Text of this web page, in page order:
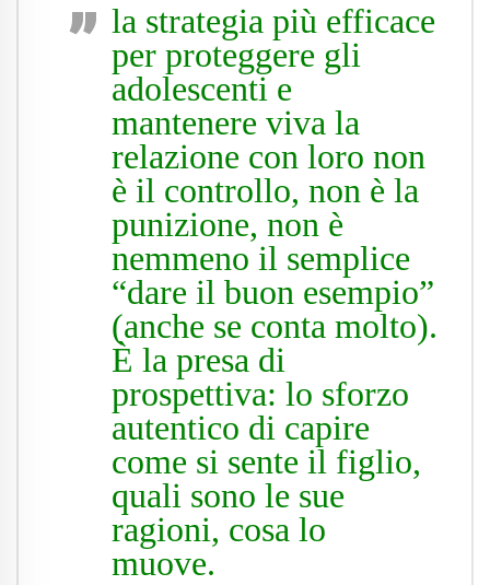
la strategia più efficace
per proteggere gli
adolescenti e
mantenere viva la
relazione con loro non
è il controllo, non è la
punizione, non è
nemmeno il semplice
“dare il buon esempio”
(anche se conta molto).
È la presa di
prospettiva: lo sforzo
autentico di capire
come si sente il figlio,
quali sono le sue
ragioni, cosa lo
muove.